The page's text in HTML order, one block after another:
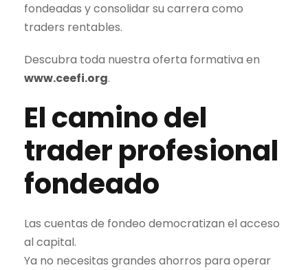
fondeadas y consolidar su carrera como
traders rentables.
Descubra toda nuestra oferta formativa en
www.ceefi.org.
El camino del
traderprofesional
fondeado
Las cuentas de fondeo democratizan el acceso
al capital.
Ya no necesitas grandes ahorros para operar